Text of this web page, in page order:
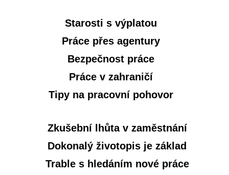
Starosti s výplatou
Práce přes agentury
Bezpečnost práce
Práce v zahraničí
Tipy na pracovní pohovor
Zkušební lhůta v zaměstnání
Dokonalý životopis je základ
Trable s hledáním nové práce